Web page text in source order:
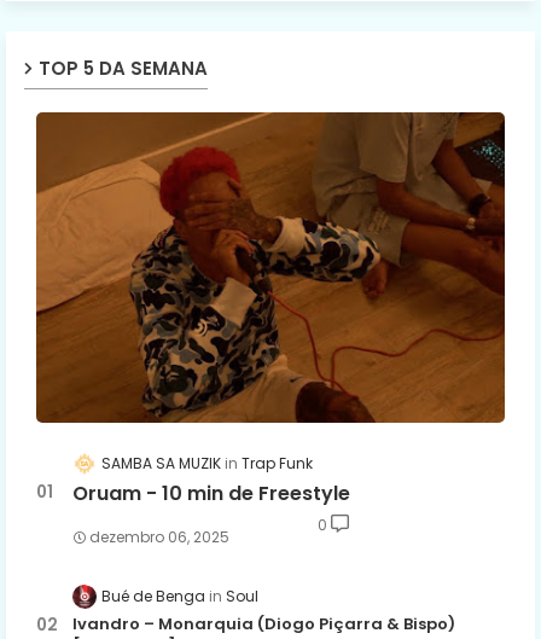
TOP 5 DA SEMANA
SAMBA SA MUZIK Trap Funk
Oruam - 10 min de Freestyle
dezembro 06, 2025
0
Bué de Benga Soul
Ivandro – Monarquia (Diogo Piçarra & Bispo)